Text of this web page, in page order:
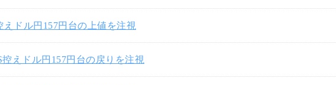
えドル円157円台の上値を注視
控えドル円157円台の戻りを注視